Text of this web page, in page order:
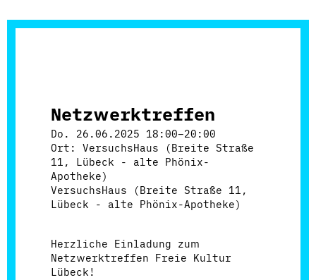
Netzwerktreffen
Do. 26.06.2025 18:00–20:00
Ort: VersuchsHaus (Breite Straße
11, Lübeck - alte Phönix-
Apotheke)
VersuchsHaus (Breite Straße 11,
Lübeck - alte Phönix-Apotheke)
Herzliche Einladung zum
Netzwerktreffen Freie Kultur
Lübeck!